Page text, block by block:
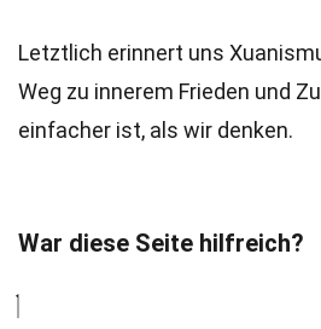
Letztlich erinnert uns
Weg zu innerem Frieden und
einfacher ist, als wir denken.
War diese Seite hilfreich?